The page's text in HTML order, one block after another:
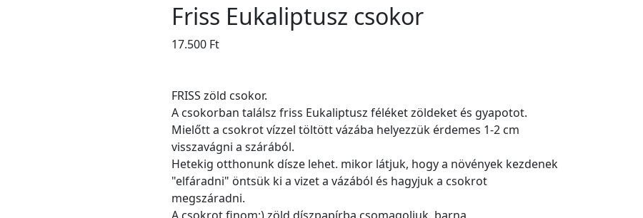
Friss Eukaliptusz csokor
17.500 Ft
FRISS zöld csokor.
A csokorban találsz friss Eukaliptusz féléket zöldeket és gyapotot.
Mielőtt a csokrot vízzel töltött vázába helyezzük érdemes 1-2 cm
visszavágni a szárából.
Hetekig otthonunk dísze lehet. mikor látjuk, hogy a növények kezdenek
"elfáradni" öntsük ki a vizet a vázából és hagyjuk a csokrot
megszáradni.